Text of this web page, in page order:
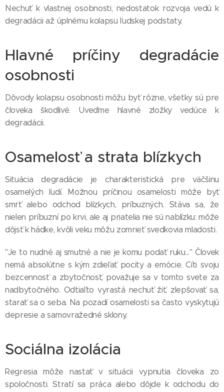
Nechuť k vlastnej osobnosti, nedostatok rozvoja vedú k
degradácii až úplnému kolapsu ľudskej podstaty.
Hlavné príčiny degradácie
osobnosti
Dôvody kolapsu osobnosti môžu byť rôzne, všetky sú pre
človeka škodlivé. Uveďme hlavné zložky vedúce k
degradácii.
Osamelosť a strata blízkych
Situácia degradácie je charakteristická pre väčšinu
osamelých ľudí. Možnou príčinou osamelosti môže byť
smrť alebo odchod blízkych, príbuzných. Stáva sa, že
nielen príbuzní po krvi, ale aj priatelia nie sú nablízku: môže
dôjsť k hádke, kvôli veku môžu zomrieť svedkovia mladosti.
"Je to nudné aj smutné a nie je komu podať ruku..." Človek
nemá absolútne s kým zdieľať pocity a emócie. Cíti svoju
bezcennosť a zbytočnosť, považuje sa v tomto svete za
nadbytočného. Odtiaľto vyrastá nechuť žiť, zlepšovať sa,
starať sa o seba. Na pozadí osamelosti sa často vyskytujú
depresie a samovražedné sklony.
Sociálna izolácia
Regresia môže nastať v situácii vypnutia človeka zo
spoločnosti. Stratí sa práca alebo dôjde k odchodu do